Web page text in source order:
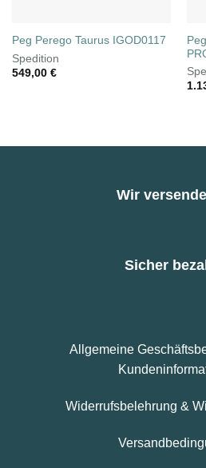
Peg Perego Taurus IGOD0117
Spedition
549,00 €
Wir
Sicher
Allgemeine
Widerrufsbelehrung &